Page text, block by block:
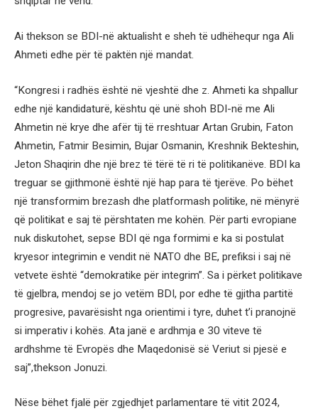
Ai thekson se BDI-në aktualisht e sheh të udhëhequr nga Ali
Ahmeti edhe për të paktën një mandat.
“Kongresi i radhës është në vjeshtë dhe z. Ahmeti ka shpallur
edhe një kandidaturë, kështu që unë shoh BDI-në me Ali
Ahmetin në krye dhe afër tij të rreshtuar Artan Grubin, Faton
Ahmetin, Fatmir Besimin, Bujar Osmanin, Kreshnik Bekteshin,
Jeton Shaqirin dhe një brez të tërë të ri të politikanëve. BDI ka
treguar se gjithmonë është një hap para të tjerëve. Po bëhet
një transformim brezash dhe platformash politike, në mënyrë
që politikat e saj të përshtaten me kohën. Për parti evropiane
nuk diskutohet, sepse BDI që nga formimi e ka si postulat
kryesor integrimin e vendit në NATO dhe BE, prefiksi i saj në
vetvete është “demokratike për integrim”. Sa i përket politikave
të gjelbra, mendoj se jo vetëm BDI, por edhe të gjitha partitë
progresive, pavarësisht nga orientimi i tyre, duhet t’i pranojnë
si imperativ i kohës. Ata janë e ardhmja e 30 viteve të
ardhshme të Evropës dhe Maqedonisë së Veriut si pjesë e
saj”,thekson Jonuzi.
Nëse bëhet fjalë për zgjedhjet parlamentare të vitit 2024,